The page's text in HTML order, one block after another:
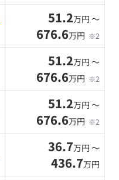
51.2万円 〜
676.6万円 ※2
51.2万円 〜
676.6万円 ※2
51.2万円 〜
676.6万円 ※2
36.7万円 〜
436.7万円